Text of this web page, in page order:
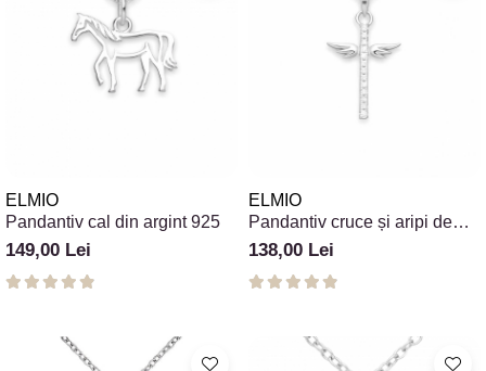
ELMIO
Pandantiv cal din argint 925
149,00 Lei
ELMIO
Pandantiv cruce și aripi de
înger din argint 925
138,00 Lei